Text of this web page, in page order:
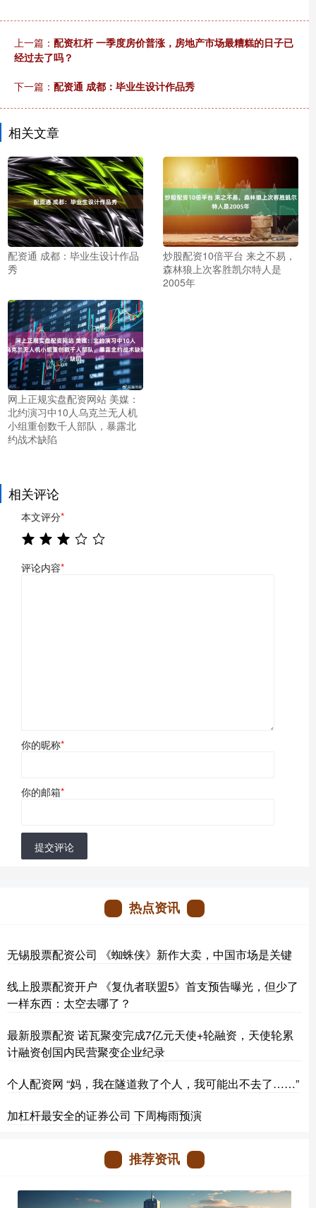
上一篇： 配资杠杆 一季度房价普涨，房地产市场最糟糕的日子已
经过去了吗？
下一篇： 配资通 成都：毕业生设计作品秀
相关文章
配资通 成都：毕业生设计作品
秀
炒股配资10倍平台 来之不易，
森林狼上次客胜凯尔特人是
2005年
网上正规实盘配资网站 美媒：
北约演习中10人乌克兰无人机
小组重创数千人部队，暴露北
约战术缺陷
相关评论
本文评分*
评论内容*
你的昵称*
你的邮箱*
提交评论
热点资讯
无锡股票配资公司 《蜘蛛侠》新作大卖，中国市场是关键
线上股票配资开户 《复仇者联盟5》首支预告曝光，但少了
一样东西：太空去哪了？
最新股票配资 诺瓦聚变完成7亿元天使+轮融资，天使轮累
计融资创国内民营聚变企业纪录
个人配资网 “妈，我在隧道救了个人，我可能出不去了……”
加杠杆最安全的证券公司 下周梅雨预演
推荐资讯